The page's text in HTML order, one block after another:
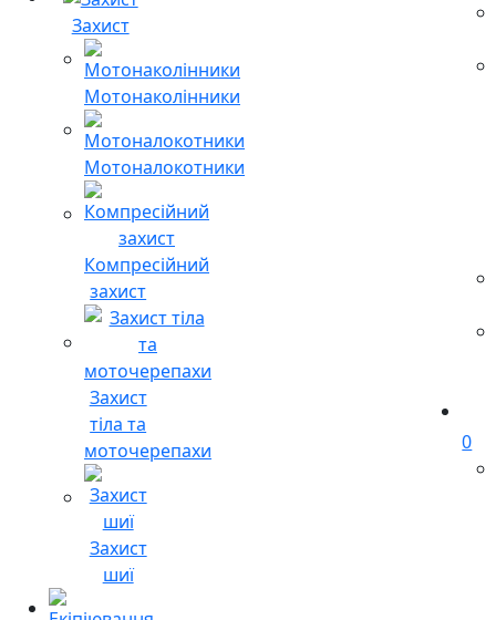
Захист
Мотонаколінники
Мотоналокотники
Компресійний
захист
Захист
тіла та
моточерепахи
Захист
шиї
0